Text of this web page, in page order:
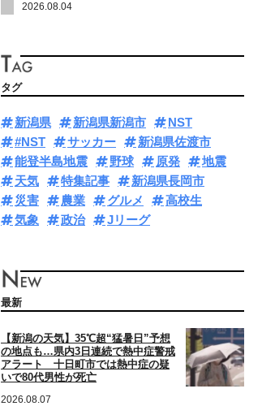
2026.08.04
タグ
新潟県 新潟県新潟市
NST
#NST
サッカー
新潟県佐渡市
能登半島地震
野球 原発
地震
天気
特集記事
新潟県長岡市
災害
農業 グルメ
高校生
気象
政治 Jリーグ
最新
【新潟の天気】35℃超“猛暑日”予想
の地点も…県内3日連続で熱中症警戒
アラート 十日町市では熱中症の疑
いで80代男性が死亡
2026.08.07